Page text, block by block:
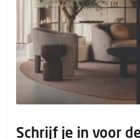
Schrijf je in voor